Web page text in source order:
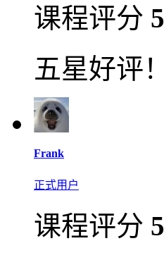
课程评分 5
五星好评！
Frank
正式用户
课程评分 5